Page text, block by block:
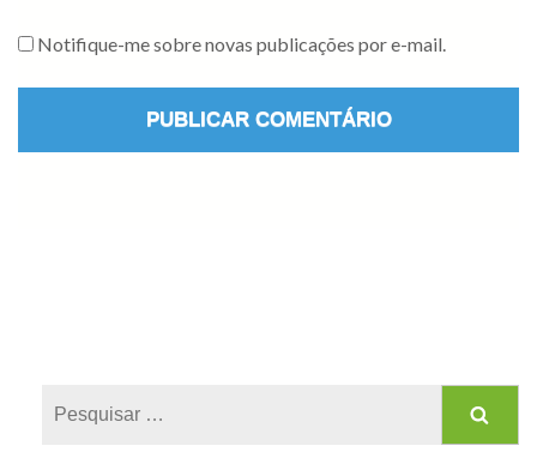
Notifique-me sobre novas publicações por e-mail.